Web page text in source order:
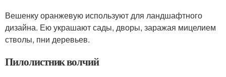
Вешенку оранжевую используют для ландшафтного
дизайна. Ею украшают сады, дворы, заражая мицелием
стволы, пни деревьев.
Пилолистник волчий